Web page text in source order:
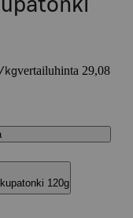
kgvertailuhinta 29,08
120g